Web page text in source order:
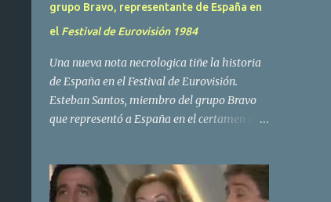
grupo Bravo, representante de España en
el Festival de Eurovisión 1984
Una nueva nota necrologica tiñe la historia
de España en el Festival de Eurovisión.
Esteban Santos, miembro del grupo Bravo
que representó a España en el certamen del
su compañera y principal vocalista en la
formación musical, Amaya Saizar, la que ha